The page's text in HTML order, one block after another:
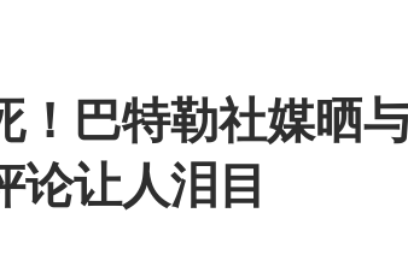
！巴特勒社媒晒
论让人泪目